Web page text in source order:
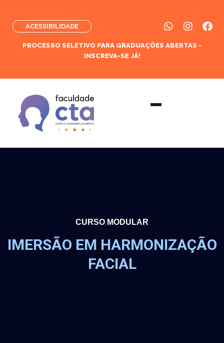
ACESSIBILIDADE
PROCESSO SELETIVO PARA GRADUAÇÕES ABERTAS -
INSCREVA-SE JÁ!
CURSO MODULAR
IMERSÃO EM HARMONIZAÇÃO
FACIAL